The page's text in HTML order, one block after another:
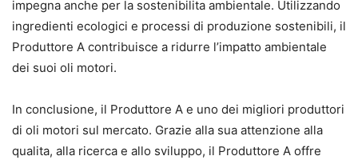
impegna anche per la sostenibilita ambientale. Utilizzando
ingredienti ecologici e processi di produzione sostenibili, il
Produttore A contribuisce a ridurre l’impatto ambientale
dei suoi oli motori.
In conclusione, il Produttore A e uno dei migliori produttori
di oli motori sul mercato. Grazie alla sua attenzione alla
qualita, alla ricerca e allo sviluppo, il Produttore A offre